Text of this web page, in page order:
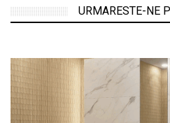
URMARESTE-NE